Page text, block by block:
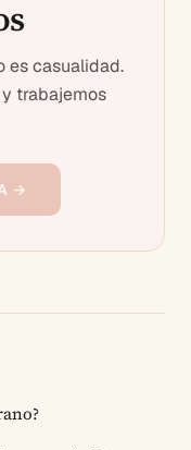
es casualidad.
trabajemos
→